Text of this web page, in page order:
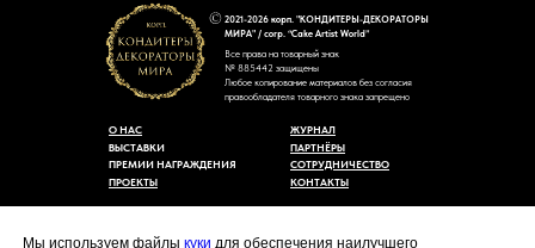
Мы используем файлы куки для обеспечения наилучшего
2021-2026 корп. "КОНДИТЕРЫ-ДЕКОРАТОРЫ
МИРА" / corp. “Cake Artist World”
Все права на товарный знак
№ 885442 защищены
Любое копирование материалов без согласия
правообладателя товарного знака запрещено
КОНТАКТЫ
СОТРУДНИЧЕСТВО
ЖУРНАЛ
ПАРТНЁРЫ
ПРЕМИИ НАГРАЖДЕНИЯ
ПРОЕКТЫ
ВЫСТАВКИ
О НАС